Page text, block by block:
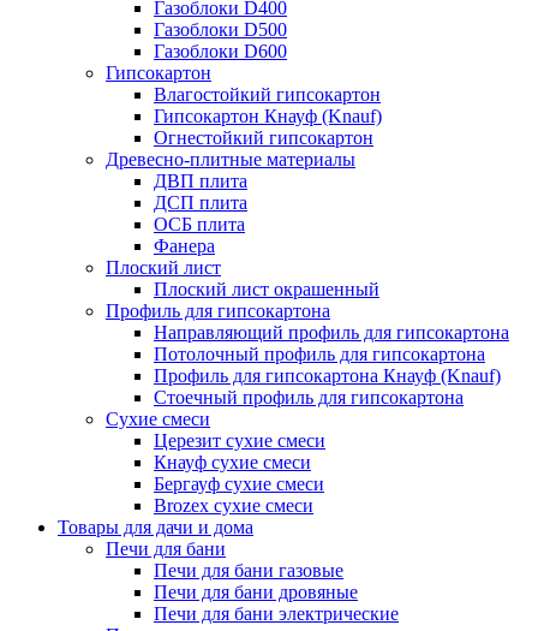
Газоблоки D400
Газоблоки D500
Газоблоки D600
Гипсокартон
Влагостойкий гипсокартон
Гипсокартон Кнауф (Knauf)
Огнестойкий гипсокартон
Древесно-плитные материалы
ДВП плита
ДСП плита
ОСБ плита
Фанера
Плоский лист
Плоский лист окрашенный
Профиль для гипсокартона
Направляющий профиль для гипсокартона
Потолочный профиль для гипсокартона
Профиль для гипсокартона Кнауф (Knauf)
Стоечный профиль для гипсокартона
Сухие смеси
Церезит сухие смеси
Кнауф сухие смеси
Бергауф сухие смеси
Brozex сухие смеси
Товары для дачи и дома
Печи для бани
Печи для бани газовые
Печи для бани дровяные
Печи для бани электрические